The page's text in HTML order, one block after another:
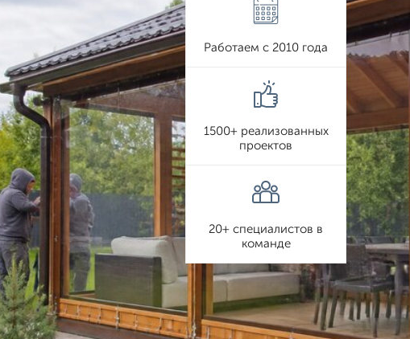
Работаем с 2010 года
1500+ реализованных
проектов
20+ специалистов в
команде